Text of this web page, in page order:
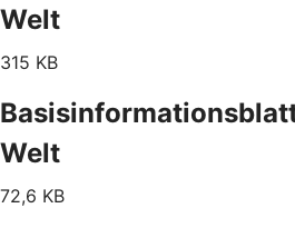
Welt
315 KB
Welt
72,6 KB